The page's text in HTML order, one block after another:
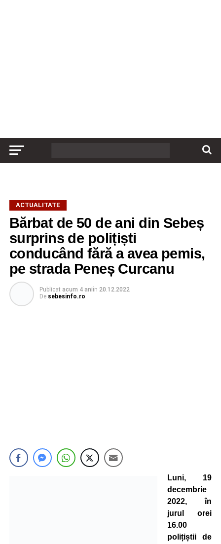
ACTUALITATE
Bărbat de 50 de ani din Sebeș
surprins de polițiști
conducând fără a avea pemis,
pe strada Peneș Curcanu
Publicat acum 4 aniîn 20.12.2022
De sebesinfo.ro
Luni, 19
decembrie
2022, în
jurul orei
16.00
polițiștii de